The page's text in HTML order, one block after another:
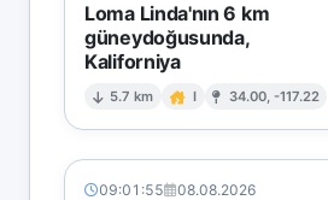
Loma Linda'nın 6 km
güneydoğusunda,
Kaliforniya
5.7 km I 34.00, -117.22
09:01:55 08.08.2026